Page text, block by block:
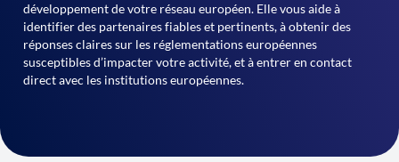
développement de votre réseau européen. Elle vous aide à
identifier des partenaires fiables et pertinents, à obtenir des
réponses claires sur les réglementations européennes
susceptibles d’impacter votre activité, et à entrer en contact
direct avec les institutions européennes.